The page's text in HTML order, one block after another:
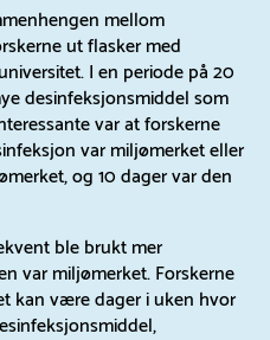
mellom
ut flasker med
I en periode på 20
desinfeksjonsmiddel som
var at forskerne
var miljømerket eller
og 10 dager var den
ble brukt mer
var miljømerket. Forskerne
kan være dager i uken hvor